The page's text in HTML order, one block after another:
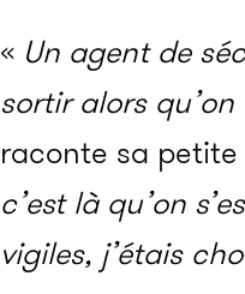
« Un agent de
sortir alors
raconte sa petite
c’est là qu’on
vigiles, j’étais